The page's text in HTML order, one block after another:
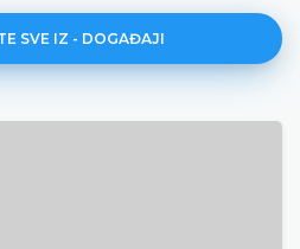
SVE IZ - DOGAĐAJI